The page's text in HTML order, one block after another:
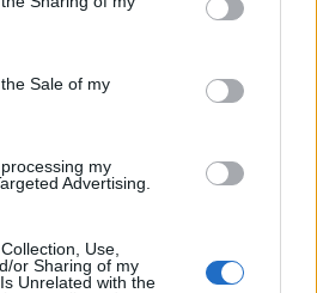
Sale of my
my
Advertising.
Use,
or Sharing of my
Unrelated with the
skelbia, kad artimiausiu
okeanariumo išplėtimo